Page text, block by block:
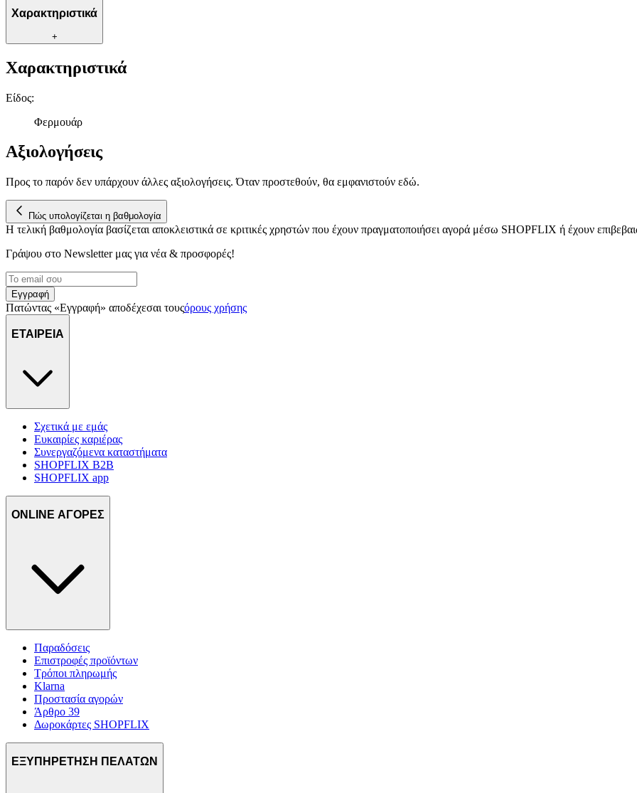
Χαρακτηριστικά
+
Χαρακτηριστικά
Είδος:
Φερμουάρ
Αξιολογήσεις
Προς το παρόν δεν υπάρχουν άλλες αξιολογήσεις. Όταν προστεθούν, θα εμφανιστούν εδώ.
Πώς υπολογίζεται η βαθμολογία
Η τελική βαθμολογία βασίζεται αποκλειστικά σε κριτικές χρηστών που έχουν πραγματοποιήσει αγορά μέσω SHOPFLIX ή έχουν
Γράψου στο Νewsletter μας για νέα & προσφορές!
Εγγραφή
Πατώντας «Εγγραφή» αποδέχεσαι τουςόρους χρήσης
ΕΤΑΙΡΕΙΑ
Σχετικά με εμάς
Ευκαιρίες καριέρας
Συνεργαζόμενα καταστήματα
SHOPFLIX B2B
SHOPFLIX app
ONLINE ΑΓΟΡΕΣ
Παραδόσεις
Επιστροφές προϊόντων
Τρόποι πληρωμής
Klarna
Προστασία αγορών
Άρθρο 39
Δωροκάρτες SHOPFLIX
ΕΞΥΠΗΡΕΤΗΣΗ ΠΕΛΑΤΩΝ